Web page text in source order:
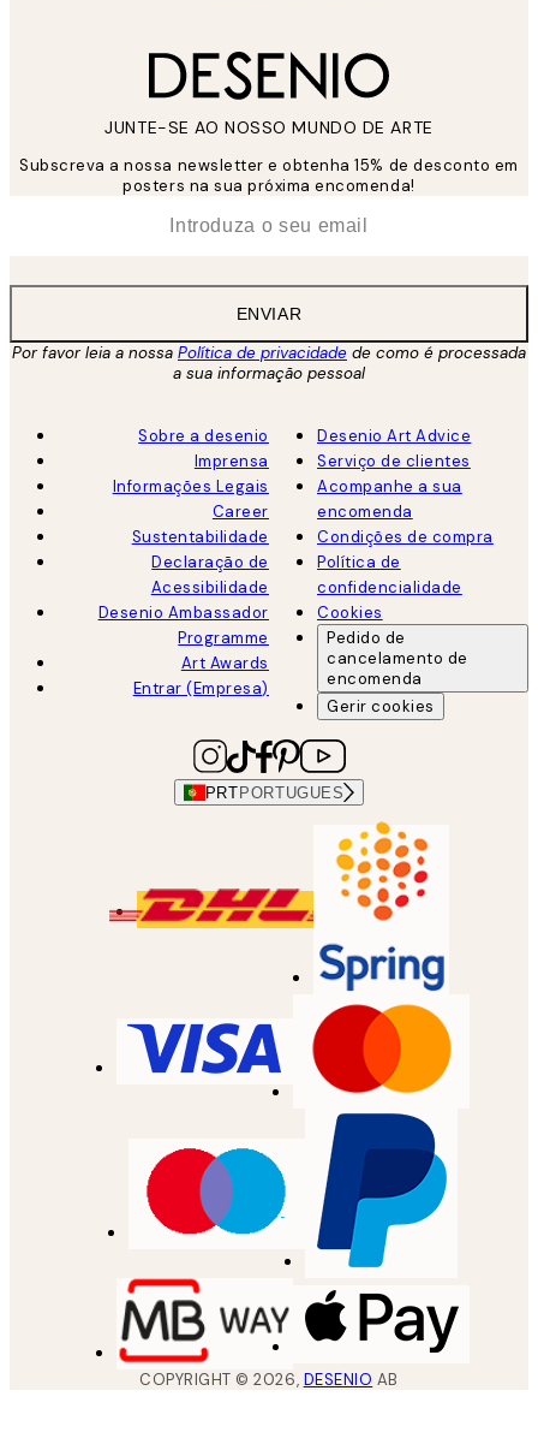
JUNTE-SE AO NOSSO MUNDO DE ARTE
Subscreva a nossa newsletter e obtenha 15% de desconto em
posters na sua próxima encomenda!
ENVIAR
Por favor leia a nossa Política de privacidade de como é processada
a sua informação pessoal
Sobre a desenio
Imprensa
Informações Legais
Career
Sustentabilidade
Declaração de
Acessibilidade
Desenio Ambassador
Programme
Art Awards
Entrar (Empresa)
Desenio Art Advice
Serviço de clientes
Acompanhe a sua
encomenda
Condições de compra
Política de
confidencialidade
Cookies
Pedido de
cancelamento de
encomenda
Gerir cookies
PRT PORTUGUES
COPYRIGHT ©2026, DESENIO AB